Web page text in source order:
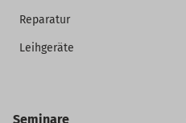
Reparatur
Leihgeräte
Seminare